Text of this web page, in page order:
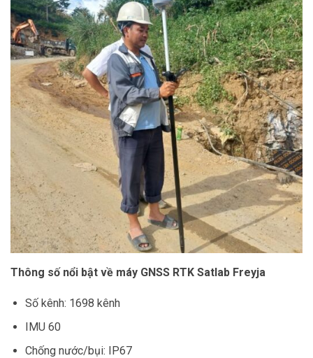
Thông số nổi bật về máy GNSS RTK Satlab Freyja
Số kênh: 1698 kênh
IMU 60
Chống nước/bụi: IP67